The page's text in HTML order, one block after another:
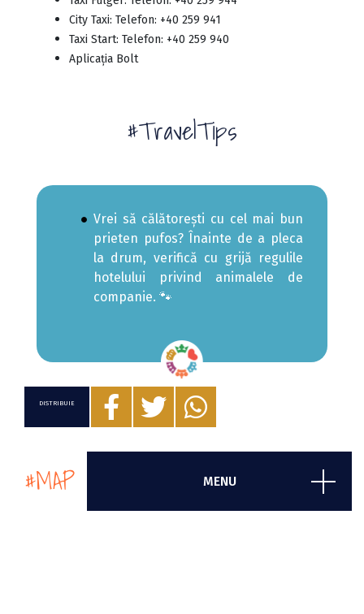
DISTRIBUIE
City Taxi: Telefon: +40 259 941
Taxi Start: Telefon: +40 259 940
Aplicația Bolt
#TravelTips
Vrei să călătorești cu cel mai bun
prieten pufos? Înainte de a pleca
la drum, verifică cu grijă regulile
hotelului privind animalele de
companie. 🐾
#MAP MENU